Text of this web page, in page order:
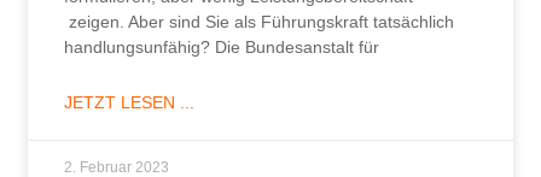
zeigen. Aber sind Sie als Führungskraft tatsächlich
handlungsunfähig? Die Bundesanstalt für
JETZT LESEN ...
2. Februar 2023